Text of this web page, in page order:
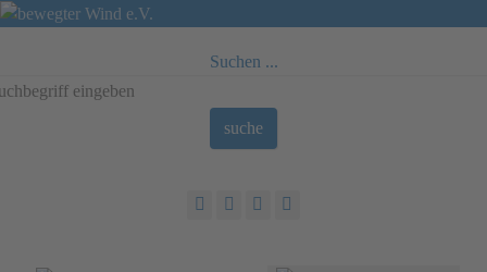
Suchen ...
suche